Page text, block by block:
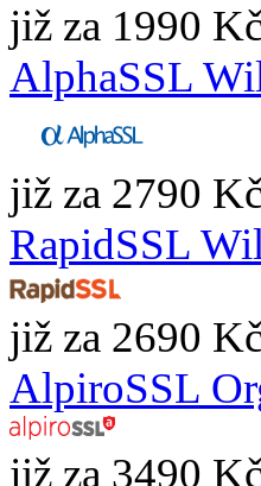
již za 1990
AlphaSSL
již za 2790
RapidSSL
již za 2690
AlpiroSSL
již za 3490